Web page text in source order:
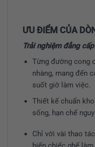
ƯU ĐIỂM CỦA
Trải nghiệm đẳng
Từng đường cong
nhàng, mang đến
suốt giờ làm việc.
Thiết kế chuẩn
sống, hạn chế
Chỉ với vài thao